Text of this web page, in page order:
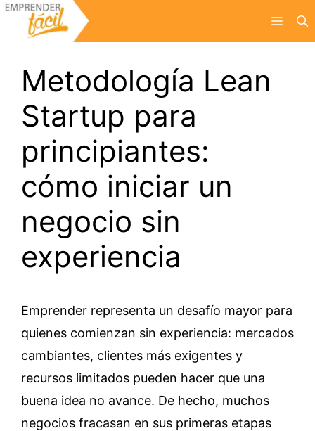
Saltar
Menú
Metodología Lean
Startup para
principiantes:
cómo iniciar un
negocio sin
experiencia
Emprender representa un desafío mayor para
quienes comienzan sin experiencia: mercados
cambiantes, clientes más exigentes y
recursos limitados pueden hacer que una
buena idea no avance. De hecho, muchos
negocios fracasan en sus primeras etapas